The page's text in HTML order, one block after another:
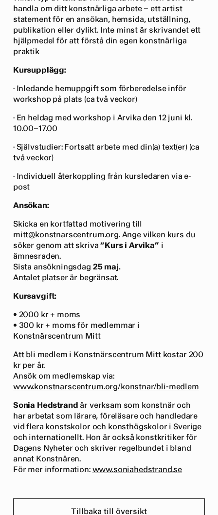
handla om ditt konstnärliga arbete – ett artist
statement för en ansökan, hemsida, utställning,
publikation eller dylikt. Inte minst är skrivandet ett
hjälpmedel för att förstå din egen konstnärliga
praktik
Kursupplägg:
· Inledande hemuppgift som förberedelse inför
workshop på plats (ca två veckor)
· En heldag med workshop i Arvika den 12 juni kl.
10.00–17.00
· Självstudier: Fortsatt arbete med din(a) text(er) (ca
två veckor)
· Individuell återkoppling från kursledaren via e-
post
Ansökan:
Skicka en kortfattad motivering till
mitt@konstnarscentrum.org. Ange vilken kurs du
söker genom att skriva”Kurs i Arvika” i
ämnesraden.
Sista ansökningsdag 25 maj.
Antalet platser är begränsat.
Kursavgift:
• 2000 kr + moms
• 300 kr + moms för medlemmar i
Konstnärscentrum Mitt
Att bli medlem i Konstnärscentrum Mitt kostar 200
kr per år.
Ansök om medlemskap via:
www.konstnarscentrum.org/konstnar/bli-medlem
Sonia Hedstrandär verksam som konstnär och
har arbetat som lärare, föreläsare och handledare
vid flera konstskolor och konsthögskolor i Sverige
och internationellt. Hon är också konstkritiker för
Dagens Nyheter och skriver regelbundet i bland
annat Konstnären.
För mer information: www.soniahedstrand.se
Tillbaka till översikt